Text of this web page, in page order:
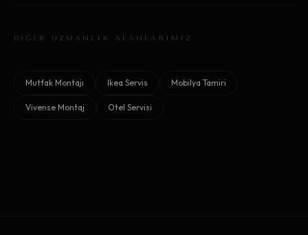
DİĞER UZMANLIK ALANLARIMIZ
Mutfak Montajı Ikea Servis Mobilya Tamiri
Vivense Montaj Otel Servisi